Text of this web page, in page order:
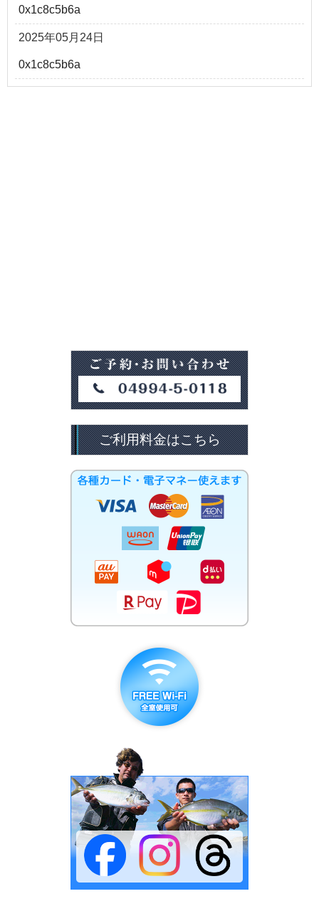
0x1c8c5b6a
2025年05月24日
0x1c8c5b6a
ご利用料金はこちら